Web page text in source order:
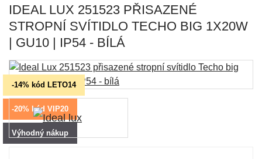
IDEAL LUX 251523 PŘISAZENÉ
STROPNÍ SVÍTIDLO TECHO BIG 1X20W
| GU10 | IP54 - BÍLÁ
-14% kód LETO14
-20% kód VIP20
Výhodný nákup